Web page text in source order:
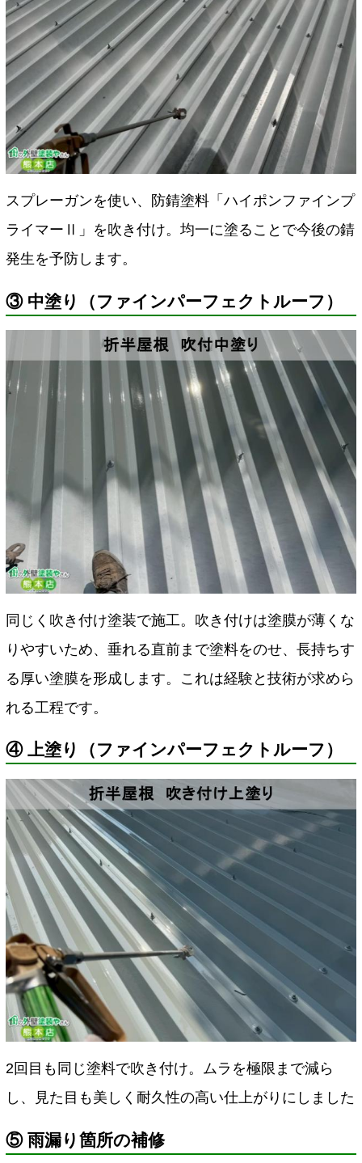
スプレーガンを使い、防錆塗料「ハイポンファインプ
ライマーⅡ」を吹き付け。均一に塗ることで今後の錆
発生を予防します。
③ 中塗り（ファインパーフェクトルーフ）
同じく吹き付け塗装で施工。吹き付けは塗膜が薄くな
りやすいため、垂れる直前まで塗料をのせ、長持ちす
る厚い塗膜を形成します。これは経験と技術が求めら
れる工程です。
④ 上塗り（ファインパーフェクトルーフ）
2回目も同じ塗料で吹き付け。ムラを極限まで減ら
し、見た目も美しく耐久性の高い仕上がりにしました
⑤ 雨漏り箇所の補修